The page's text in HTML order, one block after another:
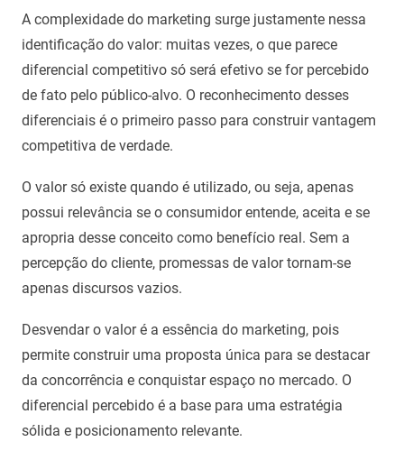
A complexidade do marketing surge justamente nessa
identificação do valor: muitas vezes, o que parece
diferencial competitivo só será efetivo se for percebido
de fato pelo público-alvo. O reconhecimento desses
diferenciais é o primeiro passo para construir vantagem
competitiva de verdade.
O valor só existe quando é utilizado, ou seja, apenas
possui relevância se o consumidor entende, aceita e se
apropria desse conceito como benefício real. Sem a
percepção do cliente, promessas de valor tornam-se
apenas discursos vazios.
Desvendar o valor é a essência do marketing, pois
permite construir uma proposta única para se destacar
da concorrência e conquistar espaço no mercado. O
diferencial percebido é a base para uma estratégia
sólida e posicionamento relevante.